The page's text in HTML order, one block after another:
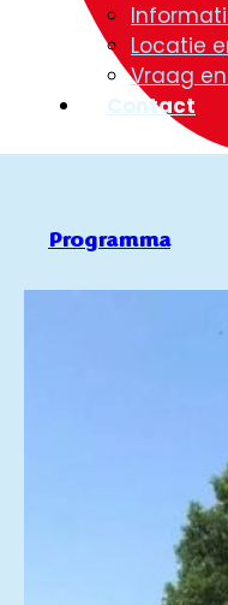
Locatie
Vraag
Contact
Programma